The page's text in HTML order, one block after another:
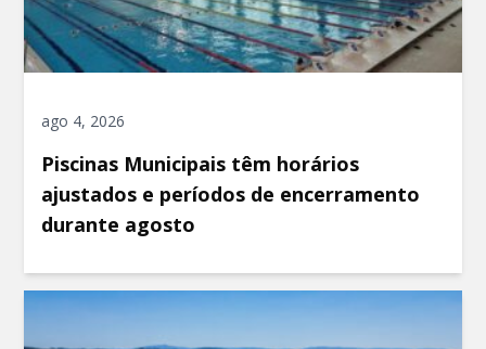
ago 4, 2026
Piscinas Municipais têm horários
ajustados e períodos de encerramento
durante agosto